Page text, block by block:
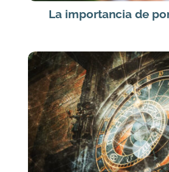
La importancia de